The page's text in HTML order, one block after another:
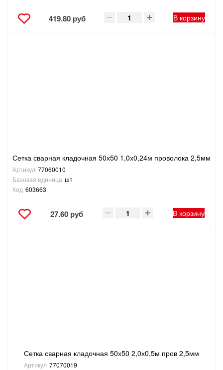
419.80 руб В корзину
Сетка сварная кладочная 50х50 1,0х0,24м проволока 2,5мм
Артикул 77060010
Базовая единица шт
Код 603663
27.60 руб В корзину
Сетка сварная кладочная 50х50 2,0х0,5м пров 2,5мм
Артикул 77070019